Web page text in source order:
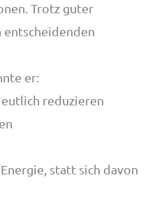
Trotz guter
er:
reduzieren
statt sich davon